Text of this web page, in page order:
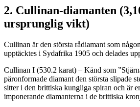
2. Cullinan-diamanten
ursprunglig vikt)
Cullinan är den största rådiamant som
upptäcktes i Sydafrika 1905 och delades
Cullinan I (530.2 karat) – Känd som
päronformade diamant den största slipade
sitter i den brittiska kungliga spiran och är
imponerande diamanterna i de brittiska